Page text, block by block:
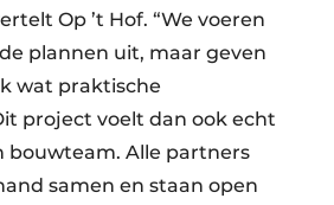
Op ’t Hof. “We voeren
plannen uit, maar geven
wat praktische
project voelt dan ook echt
bouwteam. Alle partners
samen en staan open